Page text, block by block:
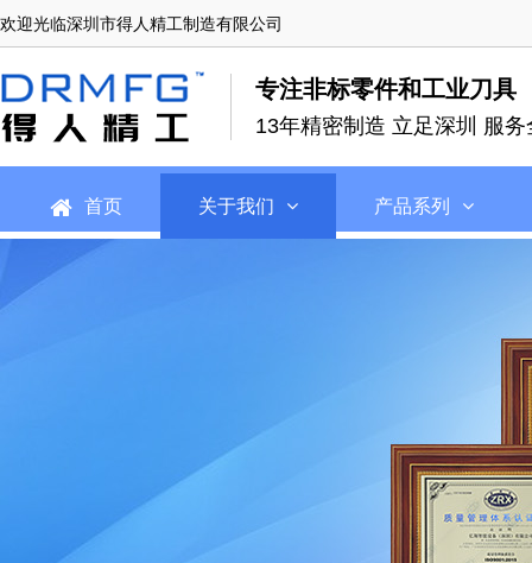
欢迎光临深圳市得人精工制造有限公司
专注非标零件和工业刀具
13年精密制造 立足深圳 服务
首页 关于我们 产品系列